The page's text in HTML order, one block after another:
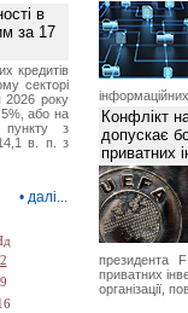
в
за 17
кредитів
секторі
2026 року
або на
пункту з
в. п. з
• далі...
2
9
Конфлікт
допускає
приватних
президента
приватних
організації,